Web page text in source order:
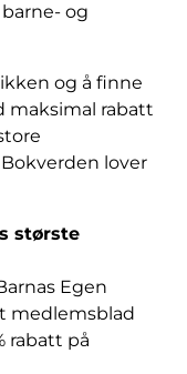
og
og å finne
maksimal rabatt
lover
største
Egen
medlemsblad
rabatt på